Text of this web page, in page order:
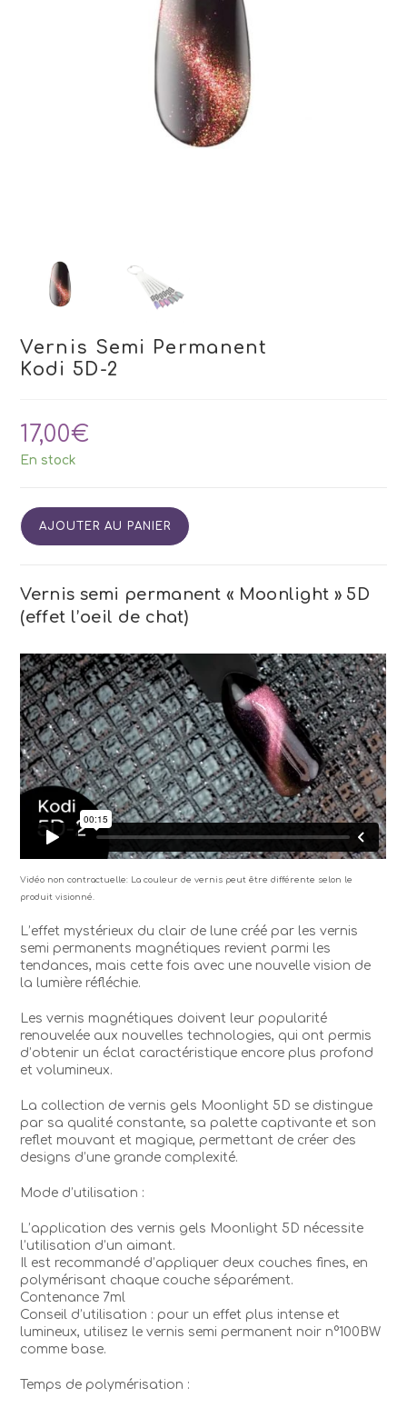
Vernis Semi Permanent
Kodi 5D-2
17,00€
En stock
quantité
de
Vernis
Kodi
5D-
AJOUTER AU PANIER
Vernis semi permanent « Moonlight » 5D
(effet l’oeil de chat)
Vidéo non contractuelle: La couleur de vernis peut être différente selon le
produit visionné.
L’effet mystérieux du clair de lune créé par les vernis
semi permanents magnétiques revient parmi les
tendances, mais cette fois avec une nouvelle vision de
la lumière réfléchie.
Les vernis magnétiques doivent leur popularité
renouvelée aux nouvelles technologies, qui ont permis
d’obtenir un éclat caractéristique encore plus profond
et volumineux.
La collection de vernis gels Moonlight 5D se distingue
par sa qualité constante, sa palette captivante et son
reflet mouvant et magique, permettant de créer des
designs d’une grande complexité.
Mode d’utilisation :
L’application des vernis gels Moonlight 5D nécessite
l’utilisation d’un aimant.
Il est recommandé d’appliquer deux couches fines, en
polymérisant chaque couche séparément.
Contenance 7ml
Conseil d’utilisation : pour un effet plus intense et
lumineux, utilisez le vernis semi permanent noir n°100BW
comme base.
Temps de polymérisation :